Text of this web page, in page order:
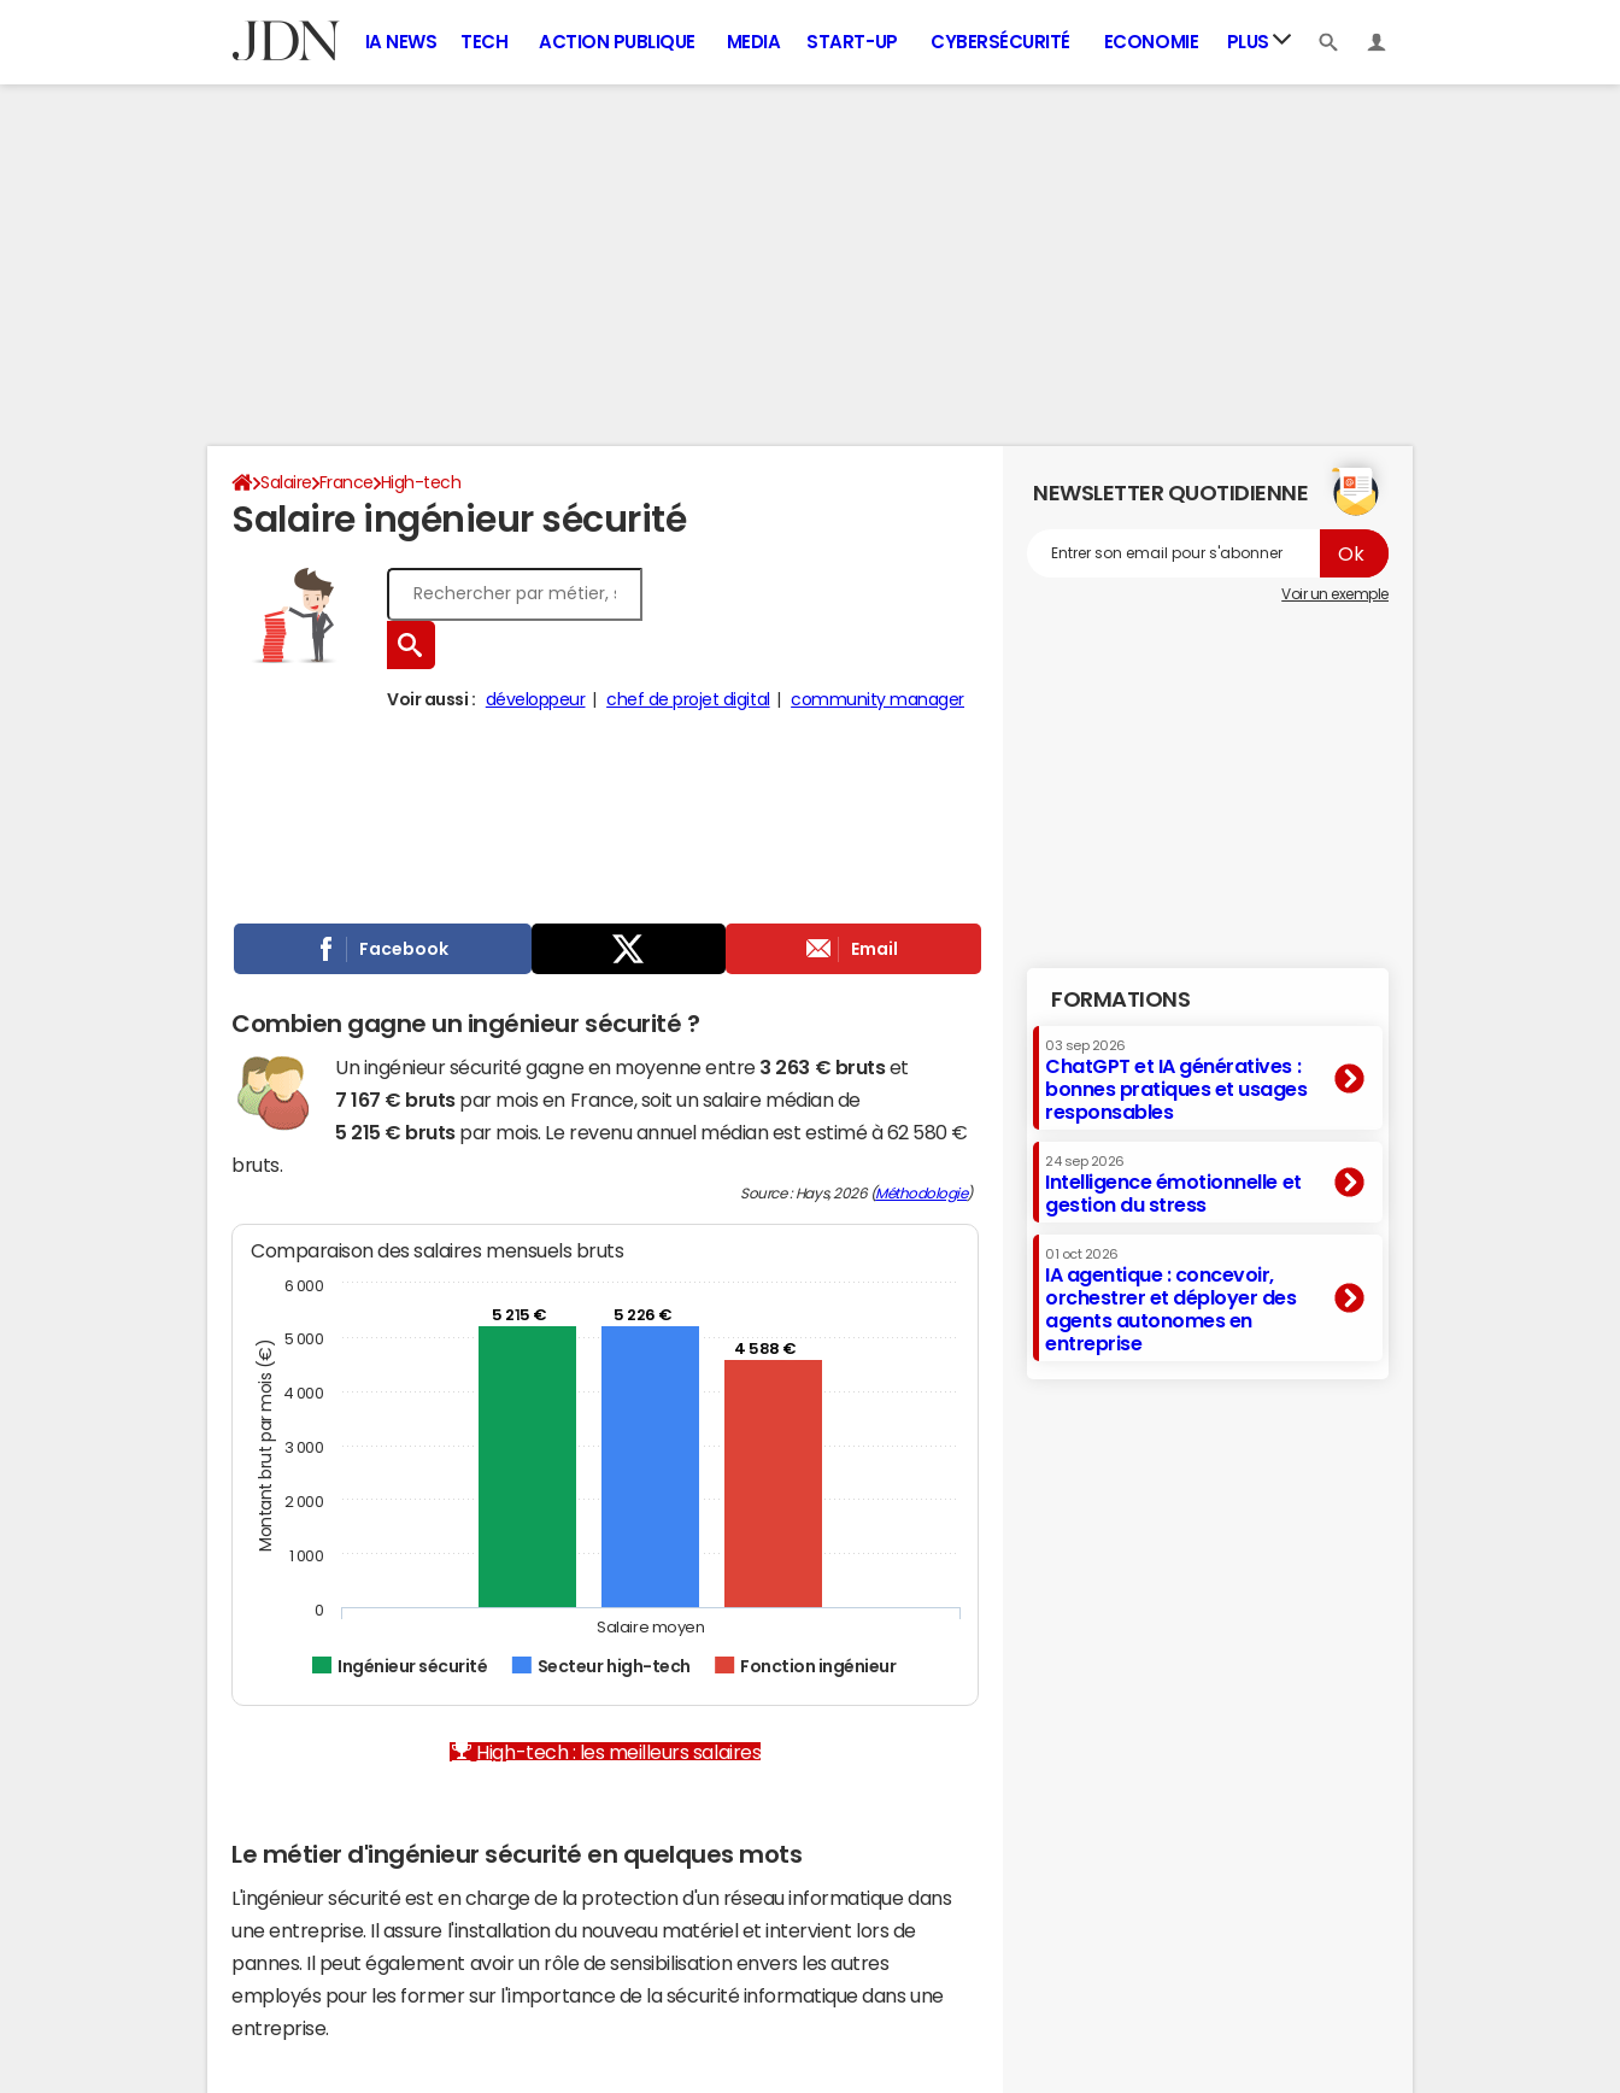
IA NEWS TECH ACTION PUBLIQUE MEDIA START-UP CYBERSÉCURITÉ ECONOMIE PLUS
Salaire France High-tech
Salaire ingénieur sécurité
Voir aussi : développeur chef de projet digital community manager
Facebook Email
Combien gagne un ingénieur sécurité ?
Un ingénieur sécurité gagne en moyenne entre 3 263 € brutset
7 167 € brutspar mois en France, soit un salaire médian de
5 215 € brutspar mois. Le revenu annuel médian est estimé à 62 580 €
bruts.
Source : Hays, 2026 (Méthodologie)
Montant brut par mois (€)
Comparaison des salaires mensuels bruts
5 215 € 5 226 €
4 588 €
Ingénieur sécurité Secteur high-tech Fonction ingénieur
Salaire moyen
0
1 000
2 000
3 000
4 000
5 000
6 000
High-tech : les meilleurs salaires
Le métier d'ingénieur sécurité en quelques mots
L'ingénieur sécurité est en charge de la protection d'un réseau informatique dans
une entreprise. Il assure l'installation du nouveau matériel et intervient lors de
pannes. Il peut également avoir un rôle de sensibilisation envers les autres
employés pour les former sur l'importance de la sécurité informatique dans une
entreprise.
NEWSLETTER QUOTIDIENNE
Voir un exemple
FORMATIONS
03 sep 2026
ChatGPT et IA génératives :
bonnes pratiques et usages
responsables
24 sep 2026
Intelligence émotionnelle et
gestion du stress
01 oct 2026
IA agentique : concevoir,
orchestrer et déployer des
agents autonomes en
entreprise